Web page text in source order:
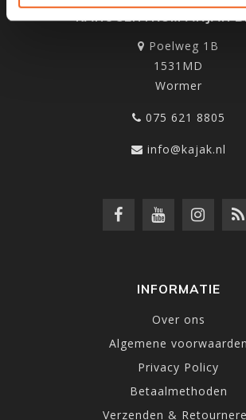
KANOCENTRUM ARJAN
Poelweg 1B
1531MD
Wormer
075 621 8805
info@kajak.nl
INFORMATIE
Over ons
Algemene voorwaarden
Privacy Policy
Betaalmethoden
Verzenden &